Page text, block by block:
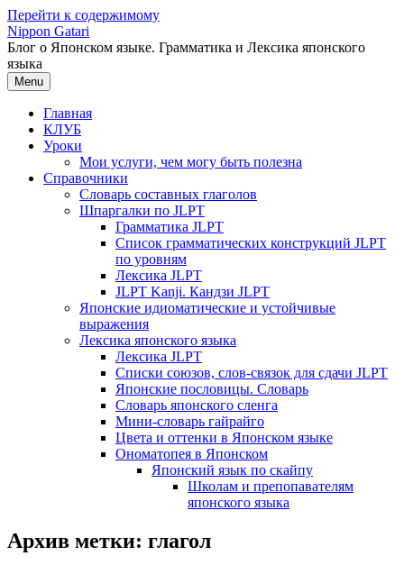
Перейти к содержимому
Nippon Gatari
Блог о Японском языке. Грамматика и Лексика японского
языка
Menu
Главная
КЛУБ
Уроки
Мои услуги, чем могу быть полезна
Справочники
Словарь составных глаголов
Шпаргалки по JLPT
Грамматика JLPT
Список грамматических конструкций JLPT
по уровням
Лексика JLPT
JLPT Kanji. Кандзи JLPT
Японские идиоматические и устойчивые
выражения
Лексика японского языка
Лексика JLPT
Списки союзов, слов-связок для сдачи JLPT
Японские пословицы. Словарь
Словарь японского сленга
Мини-словарь гайрайго
Цвета и оттенки в Японском языке
Ономатопея в Японском
Японский язык по скайпу
Школам и препопавателям
японского языка
Архив метки: глагол